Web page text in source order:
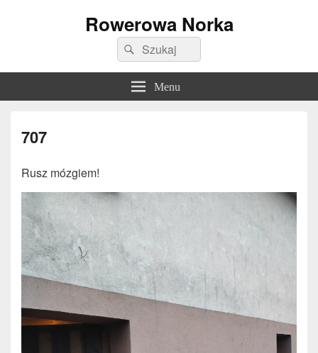
Rowerowa Norka
Search
for:
Search
Menu
707
Rusz mózgiem!